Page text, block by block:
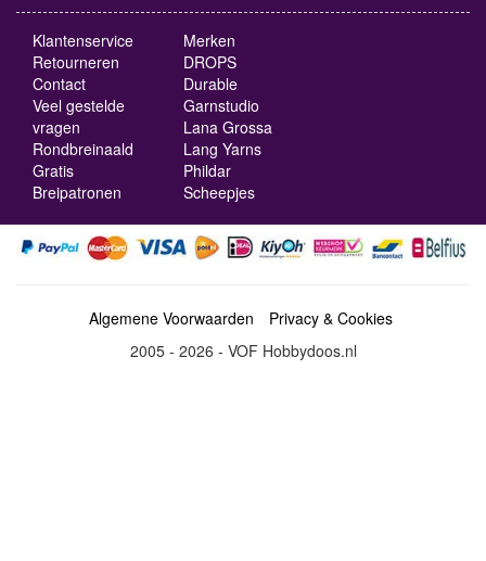
Klantenservice
Retourneren
Contact
Veel gestelde
vragen
Rondbreinaald
Gratis
Breipatronen
Merken
DROPS
Durable
Garnstudio
Lana Grossa
Lang Yarns
Phildar
Scheepjes
Algemene Voorwaarden
Privacy & Cookies
2005 - 2026 - VOF Hobbydoos.nl